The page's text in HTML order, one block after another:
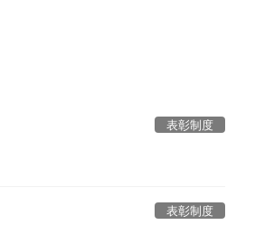
表彰制度
表彰制度